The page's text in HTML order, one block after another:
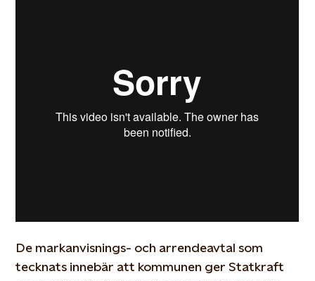
De markanvisnings- och arrendeavtal som
tecknats innebär att kommunen ger Statkraft